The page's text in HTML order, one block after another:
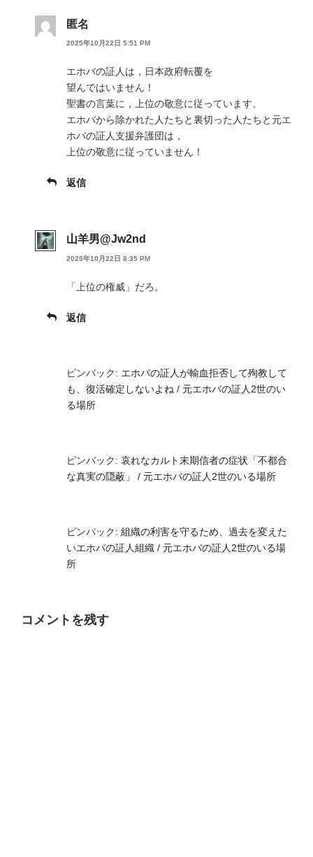
匿名
2025年10月22日 5:51 PM
エホバの証人は，日本政府転覆を
望んではいません！
聖書の言葉に，上位の敬意に従っています。
エホバから除かれた人たちと裏切った人たちと元エ
ホバの証人支援弁護団は，
上位の敬意に従っていません！
返信
山羊男@Jw2nd
2025年10月22日 8:35 PM
「上位の権威」だろ。
返信
ピンバック: エホバの証人が輸血拒否して殉教して
も、復活確定しないよね / 元エホバの証人2世のい
る場所
ピンバック: 哀れなカルト末期信者の症状「不都合
な真実の隠蔽」 / 元エホバの証人2世のいる場所
ピンバック: 組織の利害を守るため、過去を変えた
いエホバの証人組織 / 元エホバの証人2世のいる場
所
コメントを残す